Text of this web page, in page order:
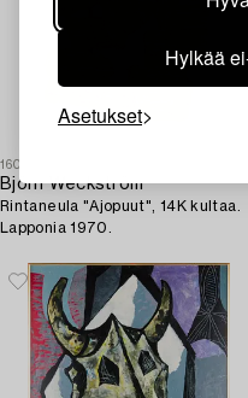
Hylkää
Asetukset
1600877
Björn Weckström
Rintaneula "Ajopuut", 14K kultaa.
Lapponia 1970.